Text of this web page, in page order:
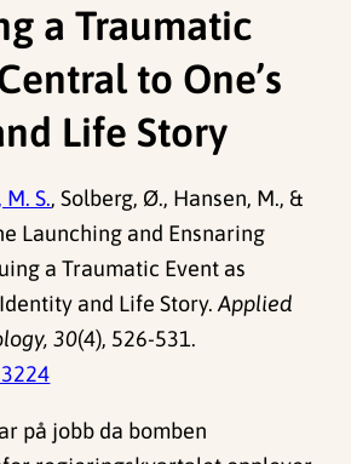
a Traumatic
to One’s
Life Story
S., Solberg, Ø., Hansen, M., &
Launching and Ensnaring
a Traumatic Event as
and Life Story.Applied
30(4), 526-531.
på jobb da bomben